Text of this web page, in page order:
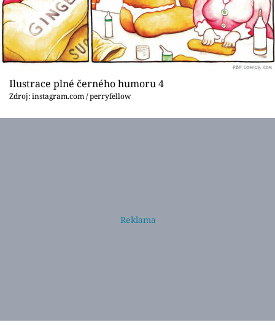
Ilustrace plné černého humoru 4
Zdroj: instagram.com / perryfellow